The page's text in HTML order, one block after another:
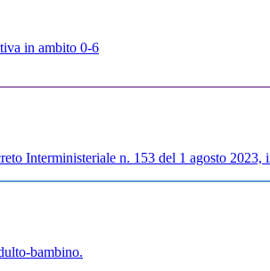
in ambito 0-6
Interministeriale n. 153 del 1 agosto 2023,
bambino.